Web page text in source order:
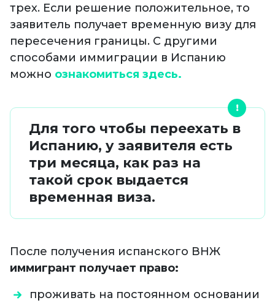
трех. Если решение положительное, то
заявитель получает временную визу для
пересечения границы. С другими
способами иммиграции в Испанию
можно ознакомиться здесь.
Для того чтобы переехать в
Испанию, у заявителя есть
три месяца, как раз на
такой срок выдается
временная виза.
После получения испанского ВНЖ
иммигрант получает право:
проживать на постоянном основании